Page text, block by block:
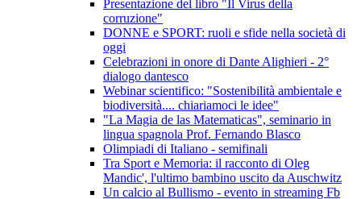
Presentazione del libro "Il Virus della
corruzione"
DONNE e SPORT: ruoli e sfide nella società di
oggi
Celebrazioni in onore di Dante Alighieri - 2°
dialogo dantesco
Webinar scientifico: "Sostenibilità ambientale e
biodiversità.... chiariamoci le idee"
"La Magia de las Matematicas", seminario in
lingua spagnola Prof. Fernando Blasco
Olimpiadi di Italiano - semifinali
Tra Sport e Memoria: il racconto di Oleg
Mandic', l'ultimo bambino uscito da Auschwitz
Un calcio al Bullismo - evento in streaming Fb